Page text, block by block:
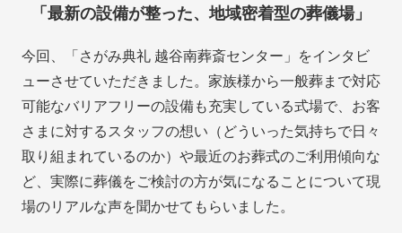
「最新の設備が整った、地域密着型の葬儀場」
今回、「さがみ典礼 越谷南葬斎センター」をインタビ
ューさせていただきました。家族様から一般葬まで対応
可能なバリアフリーの設備も充実している式場で、お客
さまに対するスタッフの想い（どういった気持ちで日々
取り組まれているのか）や最近のお葬式のご利用傾向な
ど、実際に葬儀をご検討の方が気になることについて現
場のリアルな声を聞かせてもらいました。